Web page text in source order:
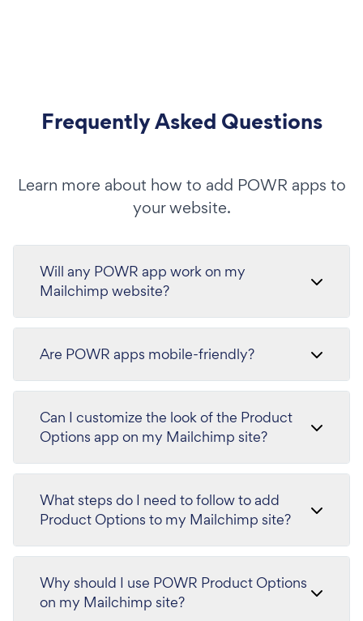
Frequently Asked Questions
Learn more about how to add POWR apps to
your website.
Will any POWR app work on my
Mailchimp website?
Are POWR apps mobile-friendly?
Can I customize the look of the Product
Options app on my Mailchimp site?
What steps do I need to follow to add
Product Options to my Mailchimp site?
Why should I use POWR Product Options
on my Mailchimp site?